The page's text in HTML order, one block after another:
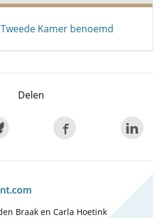
Kamer benoemd
Delen
Braak en Carla Hoetink